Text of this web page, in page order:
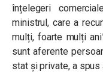
înțelegeri
ministrul, care a
mulți, foarte mulți
sunt aferente
stat și private, a spus